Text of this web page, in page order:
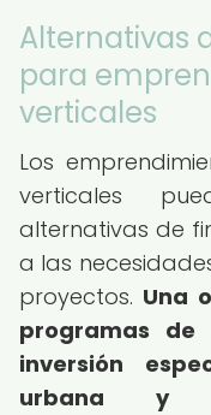
Alternativas
para
verticales
Los
verticales
alternativas de
a las
proyectos. Una
programas de
inversión
urbana y